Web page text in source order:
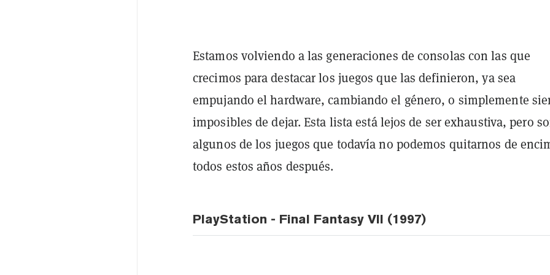
Estamos volviendo a las generaciones de consolas con las que
crecimos para destacar los juegos que las definieron, ya sea
empujando el hardware, cambiando el género, o simplemente
imposibles de dejar. Esta lista está lejos de ser exhaustiva, pero
algunos de los juegos que todavía no podemos quitarnos de
todos estos años después.
PlayStation - Final Fantasy VII (1997)